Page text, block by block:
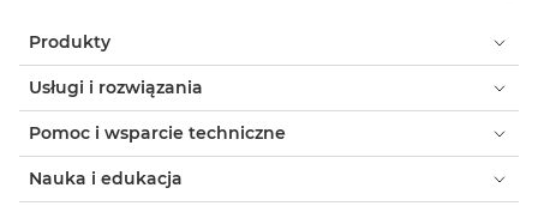
Produkty
Usługi i rozwiązania
Pomoc i wsparcie techniczne
Nauka i edukacja